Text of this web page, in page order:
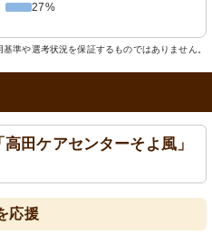
27%
準や選考状況を保証するものではありません。
田ケアセンターそよ風」
応援